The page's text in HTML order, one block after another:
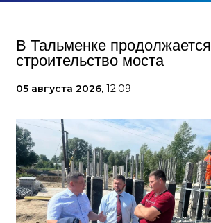
В Тальменке продолжается
строительство моста
05 августа 2026, 12:09